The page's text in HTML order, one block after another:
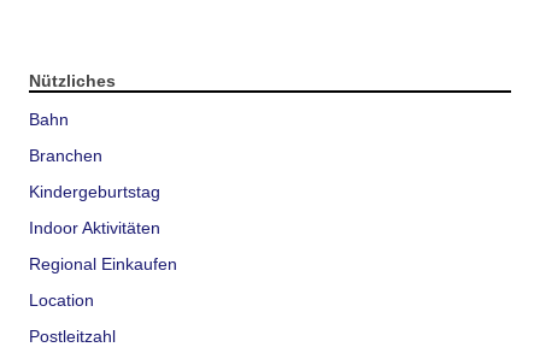
Nützliches
Bahn
Branchen
Kindergeburtstag
Indoor Aktivitäten
Regional Einkaufen
Location
Postleitzahl